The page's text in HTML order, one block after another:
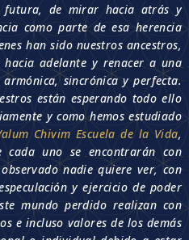
futura, de mirar hacia atrás y
como parte de esa herencia
han sido nuestros ancestros,
adelante y renacer a una
sincrónica y perfecta.
están esperando todo ello
y como hemos estudiado
Chivim Escuela de la Vida,
uno se encontrarán con
nadie quiere ver, con
y ejercicio de poder
mundo perdido realizan con
e incluso valores de los demás